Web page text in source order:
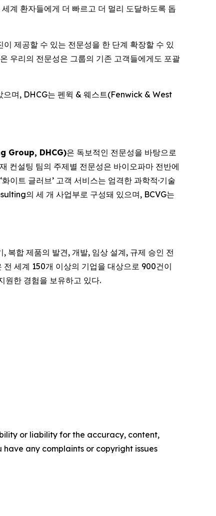
계 환자들에게 더 빠르고 더 멀리 도달하도록 돕
제공할 수 있는 전문성을 한 단계 확장할 수 있
우리의 전문성은 그룹의 기존 고객들에게도 포괄
며, DHCG는 펜윅 & 웨스트(Fenwick & West
Group, DHCG)은 독보적인 전문성을 바탕으로
컨설팅 팀의 주제별 전문성은 바이오파마 전반에
이트 글러브’ 고객 서비스는 엄격한 과학적·기술
의 세 개 사업부로 구성돼 있으며, BCVG는
복합 제품의 발견, 개발, 임상 설계, 규제 승인 전
세계 150개 이상의 기업을 대상으로 900건이
원한 경험을 보유하고 있다.
or liability for the accuracy, content,
any complaints or copyright issues